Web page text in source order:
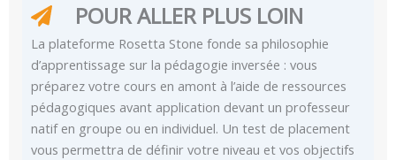
POUR ALLER PLUS LOIN
La plateforme Rosetta Stone fonde sa philosophie
d’apprentissage sur la pédagogie inversée : vous
préparez votre cours en amont à l’aide de ressources
pédagogiques avant application devant un professeur
natif en groupe ou en individuel. Un test de placement
vous permettra de définir votre niveau et vos objectifs